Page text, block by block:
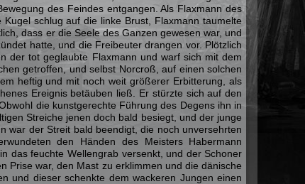
des Feindes entgangen. Als Flaxmann des
schlug auf die linke Brust, Flaxmann taumelte
dass er die Seele des Ganzen gewesen war, und
hatte, und die Freibeuter drangen vor. Plötzlich
der tot geglaubte Flaxmann und warf sich mit dem
getroffen, und selbst Norcroß, auf einen solchen
heftig und mit noch weit größerer Erbitterung, als
Ereignis betäuben ließ. Er stürzte sich auf den
die kunstgerechte Führung des Degens ihn in
Streiche jenen doch bald besiegt, und der junge
war der Streit bald beendigt, die noch unversehrten
den Händen des Meisters Habermann
das feuchte Wellengrab versenkt, und der Schoner
Prise war, den Mast zu erklimmen und die dänische
und dieser schenkte dem wackeren Jungen einen